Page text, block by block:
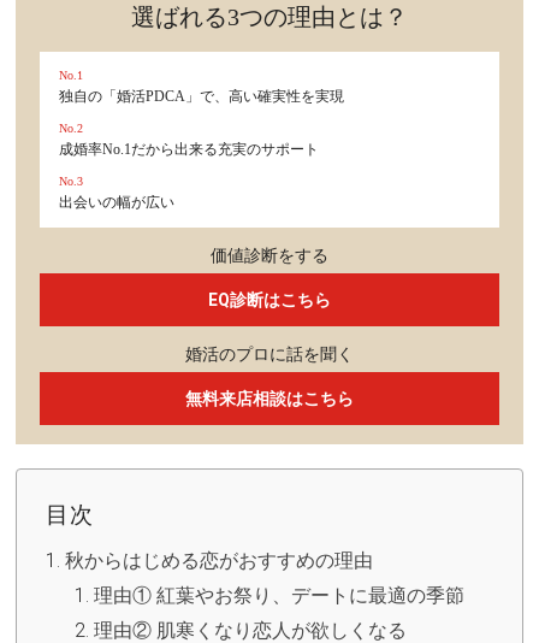
選ばれる3つの理由とは？
No.1
独自の「婚活PDCA」で、高い確実性を実現
No.2
成婚率No.1だから出来る充実のサポート
No.3
出会いの幅が広い
価値診断をする
EQ診断はこちら
婚活のプロに話を聞く
無料来店相談はこちら
目次
秋からはじめる恋がおすすめの理由
理由① 紅葉やお祭り、デートに最適の季節
理由② 肌寒くなり恋人が欲しくなる